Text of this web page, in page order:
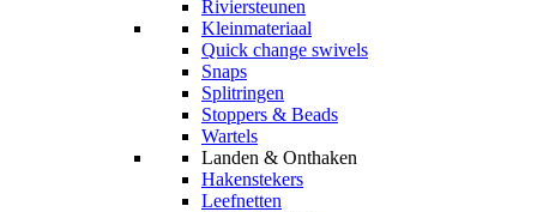
Riviersteunen
Kleinmateriaal
Quick change swivels
Snaps
Splitringen
Stoppers & Beads
Wartels
Landen & Onthaken
Hakenstekers
Leefnetten